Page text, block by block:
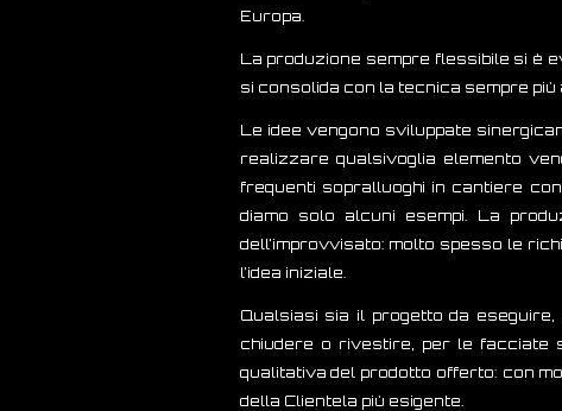
Europa.
La produzione sempre flessibile si è
si consolida con la tecnica sempre più
Le idee vengono sviluppate
realizzare qualsivoglia elemento
frequenti sopralluoghi in cantiere
diamo solo alcuni esempi. La
dell’improvvisato: molto spesso le
l’idea iniziale.
Qualsiasi sia il progetto da
chiudere o rivestire, per le facciate
qualitativa del prodotto offerto: con
della Clientela più esigente.